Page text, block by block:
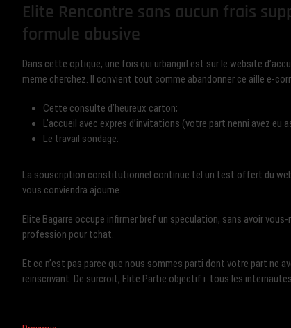
Elite Rencontre sans aucun frais
formule abusive
Dans cette optique, une fois qui urbangirl est sur le website
meme cherchez. Il convient tout comme abandonner ce aille e-
Cette consulte d’heureux carton;
L’accueil avec expres d’invitations (votre part nenni avez eu
Le travail sondage.
La souscription constitutionnel continue tel un test offert du
vous conviendra ajourne.
Elite Bagarre occupe infirmer bref un speculation, sans avoir
profession pour tchat.
Et ce n’est pas parce que nous sommes parti dont votre part ne
reinscrivant. De surcroit, Elite Partie objectif i tous les